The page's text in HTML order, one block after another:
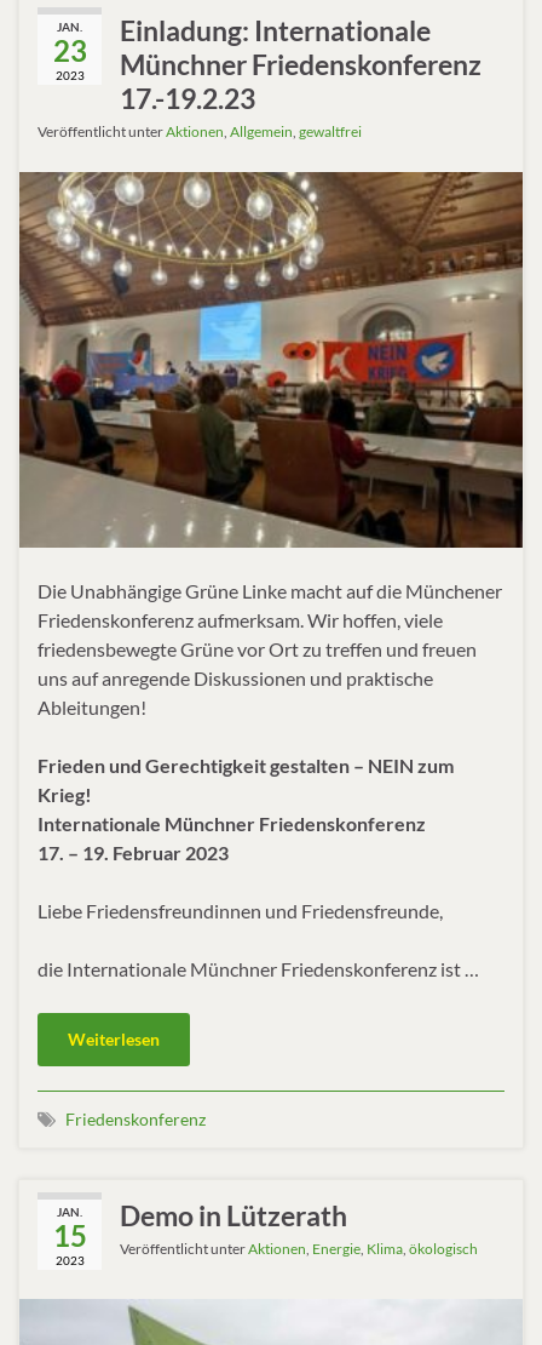
JAN.
23
2023
Einladung: Internationale
Münchner Friedenskonferenz
17.-19.2.23
Veröffentlicht unterAktionen Allgemein gewaltfrei
Die Unabhängige Grüne Linke macht auf die Münchener
Friedenskonferenz aufmerksam. Wir hoffen, viele
friedensbewegte Grüne vor Ort zu treffen und freuen
uns auf anregende Diskussionen und praktische
Ableitungen!
Frieden und Gerechtigkeit gestalten – NEIN zum
Krieg!
Internationale Münchner Friedenskonferenz
17. – 19. Februar 2023
Liebe Friedensfreundinnen und Friedensfreunde,
die Internationale Münchner Friedenskonferenz ist …
Weiterlesen
Friedenskonferenz
JAN.
15
2023
Demo in Lützerath
Veröffentlicht unterAktionen, Energie, Klima, ökologisch